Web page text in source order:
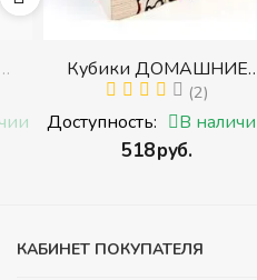
Кубики ДОМАШНИЕ
ЖИВОТНЫЕ (Томик)
(Набор кубиков
разрезных (складных))
(2)
Доступность: В наличии
‍518‍ руб.
КАБИНЕТ ПОКУПАТЕЛЯ